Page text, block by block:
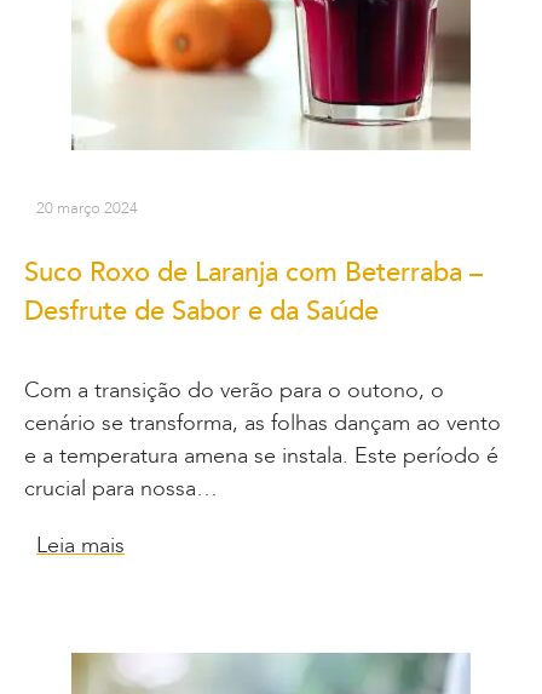
20 março 2024
Suco Roxo de Laranja com Beterraba –
Desfrute de Sabor e da Saúde
Com a transição do verão para o outono, o
cenário se transforma, as folhas dançam ao vento
e a temperatura amena se instala. Este período é
crucial para nossa…
Leia mais